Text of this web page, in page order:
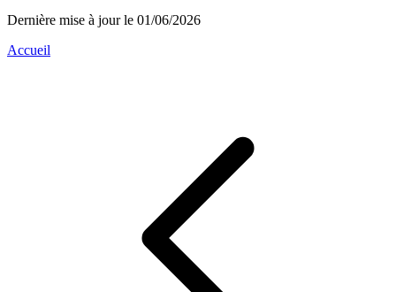
Dernière mise à jour le 01/06/2026
Accueil